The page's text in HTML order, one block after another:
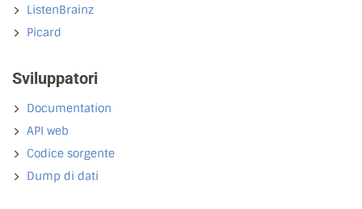
ListenBrainz
Picard
Sviluppatori
Documentation
API web
Codice sorgente
Dump di dati